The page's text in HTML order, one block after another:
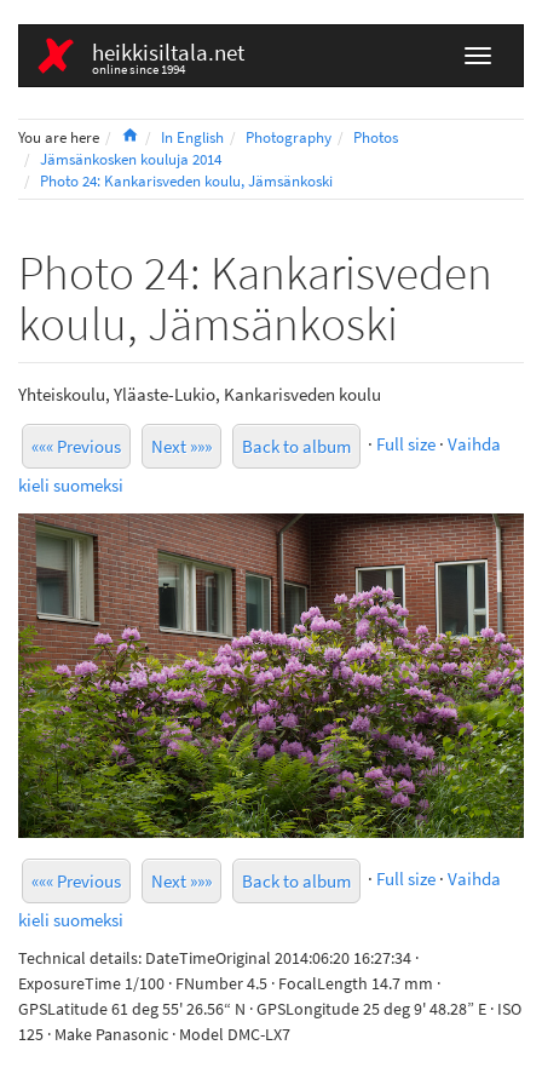
heikkisiltala.net
online since 1994
You are here HomeIn English Photography
Photos
Jämsänkosken kouluja 2014
Photo 24: Kankarisveden koulu, Jämsänkoski
Photo 24: Kankarisveden
koulu, Jämsänkoski
Yhteiskoulu, Yläaste-Lukio, Kankarisveden koulu
««« Previous Next »»» Back to album · Full size · Vaihda
kieli suomeksi
««« Previous Next »»» Back to album · Full size · Vaihda
kieli suomeksi
Technical details: DateTimeOriginal 2014:06:20 16:27:34 ·
ExposureTime 1/100 · FNumber 4.5 · FocalLength 14.7 mm ·
GPSLatitude 61 deg 55' 26.56“ N · GPSLongitude 25 deg 9' 48.28” E · ISO
125 · Make Panasonic · Model DMC-LX7